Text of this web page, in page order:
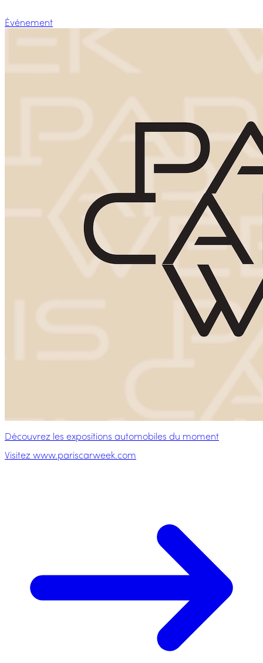
Événement
Découvrez les expositions automobiles du moment
Visitez www.pariscarweek.com